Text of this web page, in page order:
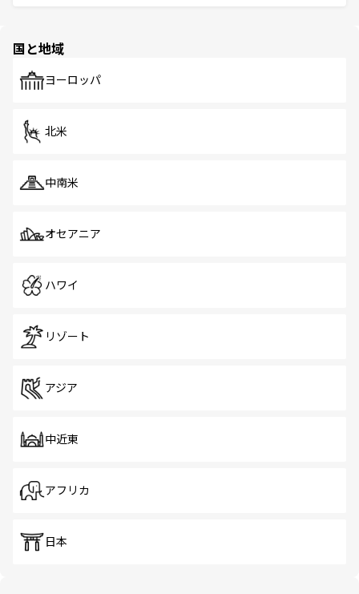
で、ホーカーズは地元の風情を楽しめる外せないスポット
国と地域
ヨーロッパ
北米
中南米
オセアニア
ハワイ
リゾート
アジア
中近東
アフリカ
日本